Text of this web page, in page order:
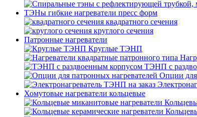
ТЭНы гибкие нагреватели пресс форм
квадратного сечения
круглого сечения
Патронные нагреватели
Круглые ТЭНП
ТЭНП с
Опции для
Хомутовые нагреватели кольцевые